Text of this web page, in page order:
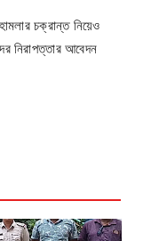
চক্রান্ত নিয়েও
নিরাপত্তার আবেদন